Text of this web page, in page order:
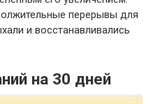
перерывы для
и восстанавливались
на 30 дней